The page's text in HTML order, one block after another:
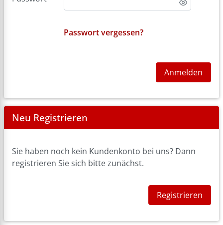
Passwort vergessen?
Anmelden
Neu Registrieren
Sie haben noch kein Kundenkonto bei uns? Dann
registrieren Sie sich bitte zunächst.
Registrieren